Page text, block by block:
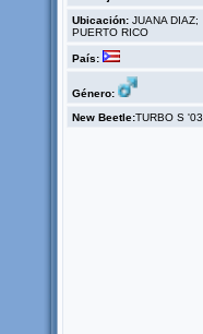
Ubicación: JUANA DIAZ;
PUERTO RICO
País:
Género:
New Beetle:TURBO S '03